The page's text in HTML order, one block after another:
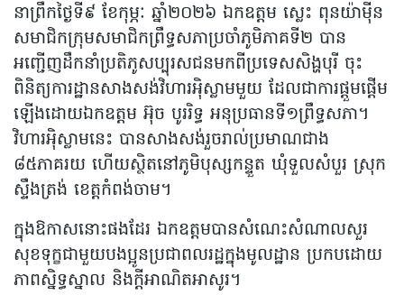
នាព្រឹកថ្ងៃទី៩ ខែកុម្ភៈ ឆ្នាំ២០២៦ ឯកឧត្តម ស្លេះ ពុនយ៉ាមុីន
សមាជិកក្រុមសមាជិកព្រឹទ្ធសភាប្រចាំភូមិភាគទី២ បាន
អញ្ជើញដឹកនាំប្រតិភូសប្បុរសជនមកពីប្រទេសសិង្ហបុរី ចុះ
ពិនិត្យការដ្ឋានសាងសង់វិហារអ៉ិស្លាមមួយ ដែលជាការផ្តួមផ្តើម
ឡើងដោយឯកឧត្តម អ៊ុច បូររិទ្ធ អនុប្រធានទី១ព្រឹទ្ធសភា។
វិហារអ៉ិស្លាមនេះ បានសាងសង់រួចរាល់ប្រមាណជាង
៨៥ភាគរយ ហើយស្ថិតនៅភូមិបុស្សកន្ទួត ឃុំទួលសំបួរ ស្រុក
ស្ទឹងត្រង់ ខេត្តកំពង់ចាម។
ក្នុងឱកាសនោះផងដែរ ឯកឧត្តមបានសំណេះសំណាលសួរ
សុខទុក្ខជាមួយបងប្អូនប្រជាពលរដ្ឋក្នុងមូលដ្ឋាន ប្រកបដោយ
ភាពស្និទ្ធស្នាល និងក្តីអាណិតអាសូរ។